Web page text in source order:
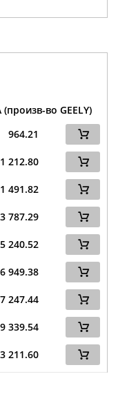
во GEELY)
964.21
1 212.80
1 491.82
3 787.29
5 240.52
6 949.38
7 247.44
9 339.54
211.60